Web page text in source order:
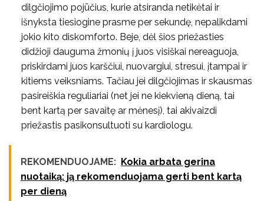
dilgčiojimo pojūčius, kurie atsiranda netikėtai ir
išnyksta tiesiogine prasme per sekundę, nepalikdami
jokio kito diskomforto. Beje, dėl šios priežasties
didžioji dauguma žmonių į juos visiškai nereaguoja,
priskirdami juos karščiui, nuovargiui, stresui, įtampai ir
kitiems veiksniams. Tačiau jei dilgčiojimas ir skausmas
pasireiškia reguliariai (net jei ne kiekvieną dieną, tai
bent kartą per savaitę ar mėnesį), tai akivaizdi
priežastis pasikonsultuoti su kardiologu.
REKOMENDUOJAME: Kokia arbata gerina
nuotaiką: ją rekomenduojama gerti bent kartą
per dieną